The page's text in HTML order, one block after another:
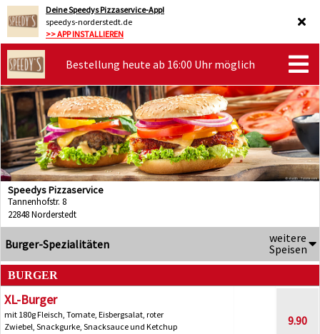
Deine Speedys Pizzaservice-App!
speedys-norderstedt.de
>> APP INSTALLIEREN
Bestellung heute ab 16:00 Uhr möglich
Speedys Pizzaservice
Tannenhofstr. 8
22848 Norderstedt
Burger-Spezialitäten
weitere
Speisen
BURGER
XL-Burger
mit 180g Fleisch, Tomate, Eisbergsalat, roter
Zwiebel, Snackgurke, Snacksauce und Ketchup
9.90